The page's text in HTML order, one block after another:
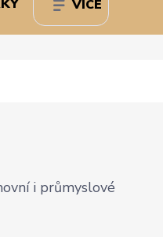
VÍCE
i průmyslové